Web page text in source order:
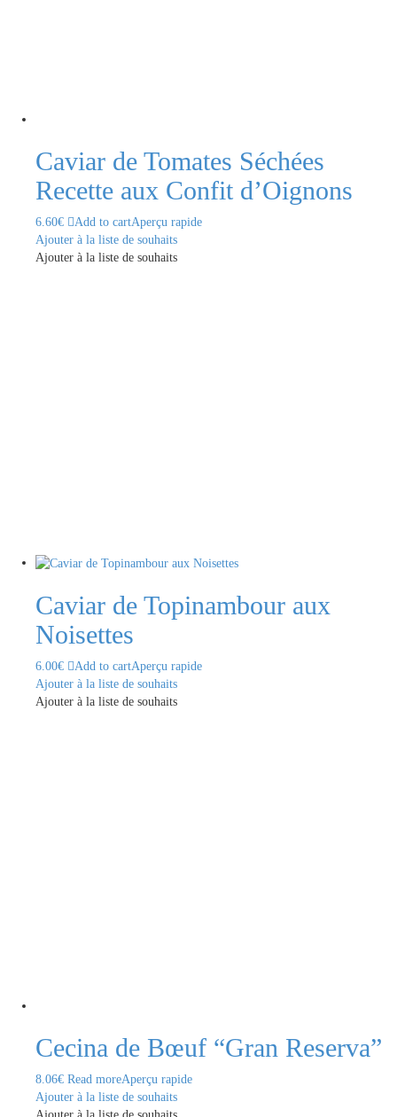
Caviar de Tomates Séchées
Recette aux Confit d’Oignons
6.60€ Add to cartAperçu rapide
Ajouter à la liste de souhaits
Ajouter à la liste de souhaits
Caviar de Topinambour aux
Noisettes
6.00€ Add to cartAperçu rapide
Ajouter à la liste de souhaits
Ajouter à la liste de souhaits
Cecina de Bœuf “Gran Reserva”
8.06€ Read moreAperçu rapide
Ajouter à la liste de souhaits